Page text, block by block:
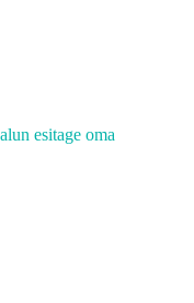
esitage oma